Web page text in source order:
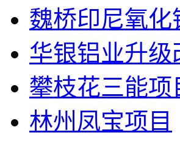
魏桥印尼氧化
华银铝业升
攀枝花三能项
林州凤宝项目